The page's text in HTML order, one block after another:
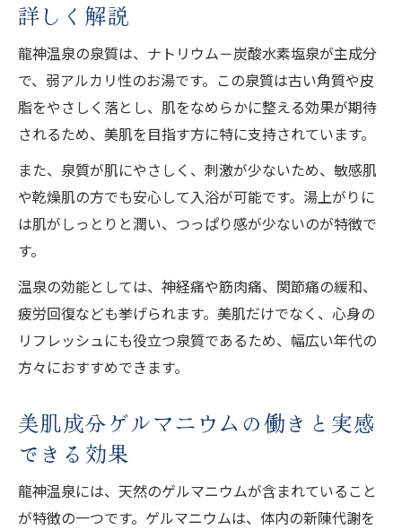
詳しく解説
龍神温泉の泉質は、ナトリウム－炭酸水素塩泉が主成分
で、弱アルカリ性のお湯です。この泉質は古い角質や皮
脂をやさしく落とし、肌をなめらかに整える効果が期待
されるため、美肌を目指す方に特に支持されています。
また、泉質が肌にやさしく、刺激が少ないため、敏感肌
や乾燥肌の方でも安心して入浴が可能です。湯上がりに
は肌がしっとりと潤い、つっぱり感が少ないのが特徴で
す。
温泉の効能としては、神経痛や筋肉痛、関節痛の緩和、
疲労回復なども挙げられます。美肌だけでなく、心身の
リフレッシュにも役立つ泉質であるため、幅広い年代の
方々におすすめできます。
美肌成分ゲルマニウムの働きと実感
できる効果
龍神温泉には、天然のゲルマニウムが含まれていること
が特徴の一つです。ゲルマニウムは、体内の新陳代謝を